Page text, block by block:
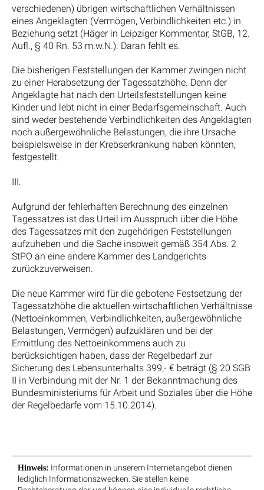
verschiedenen) übrigen wirtschaftlichen Verhältnissen
eines Angeklagten (Vermögen, Verbindlichkeiten etc.) in
Beziehung setzt (Häger in Leipziger Kommentar, StGB, 12.
Aufl., § 40 Rn. 53 m.w.N.). Daran fehlt es.
Die bisherigen Feststellungen der Kammer zwingen nicht
zu einer Herabsetzung der Tagessatzhöhe. Denn der
Angeklagte hat nach den Urteilsfeststellungen keine
Kinder und lebt nicht in einer Bedarfsgemeinschaft. Auch
sind weder bestehende Verbindlichkeiten des Angeklagten
noch außergewöhnliche Belastungen, die ihre Ursache
beispielsweise in der Krebserkrankung haben könnten,
festgestellt.
III.
Aufgrund der fehlerhaften Berechnung des einzelnen
Tagessatzes ist das Urteil im Ausspruch über die Höhe
des Tagessatzes mit den zugehörigen Feststellungen
aufzuheben und die Sache insoweit gemäß 354 Abs. 2
StPO an eine andere Kammer des Landgerichts
zurückzuverweisen.
Die neue Kammer wird für die gebotene Festsetzung der
Tagessatzhöhe die aktuellen wirtschaftlichen Verhältnisse
(Nettoeinkommen, Verbindlichkeiten, außergewöhnliche
Belastungen, Vermögen) aufzuklären und bei der
Ermittlung des Nettoeinkommens auch zu
berücksichtigen haben, dass der Regelbedarf zur
Sicherung des Lebensunterhalts 399,- € beträgt (§ 20 SGB
II in Verbindung mit der Nr. 1 der Bekanntmachung des
Bundesministeriums für Arbeit und Soziales über die Höhe
der Regelbedarfe vom 15.10.2014).
Hinweis: Informationen in unserem Internetangebot dienen
lediglich Informationszwecken. Sie stellen keine